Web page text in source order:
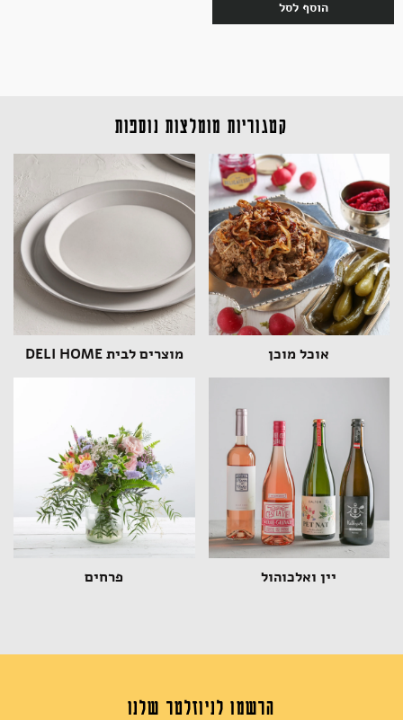
הוסף לסל
קטגוריות מומלצות נוספות
אוכל מוכן מוצרים לבית DELI HOME
יין ואלכוהול פרחים
הרשמו לניוזלטר שלנו